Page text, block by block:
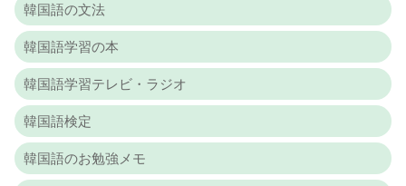
韓国語の文法
韓国語学習の本
韓国語学習テレビ・ラジオ
韓国語検定
韓国語のお勉強メモ